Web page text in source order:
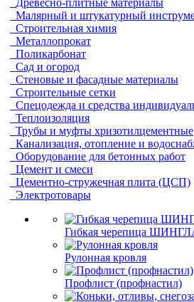
Древесно-плитные материалы
Малярный и штукатурный
Строительная химия
Металлопрокат
Поликарбонат
Сад и огород
Стеновые и фасадные материалы
Строительные сетки
Спецодежда и средства
Теплоизоляция
Трубы и муфты хризотилцементные
Канализация, отопление и
Оборудование для бетонных работ
Цемент и смеси
Цементно-стружечная плита (ЦСП)
Электротовары
Гибкая черепица
Рулонная кровля
Профлист (профнастил)